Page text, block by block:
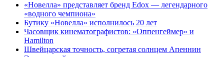
«Новелла» представляет бренд Edox — легендарного
«водного чемпиона»
Бутику «Новелла» исполнилось 20 лет
Часовщик кинематографистов: «Оппенгеймер» и
Hamilton
Швейцарская точность, согретая солнцем Апеннин